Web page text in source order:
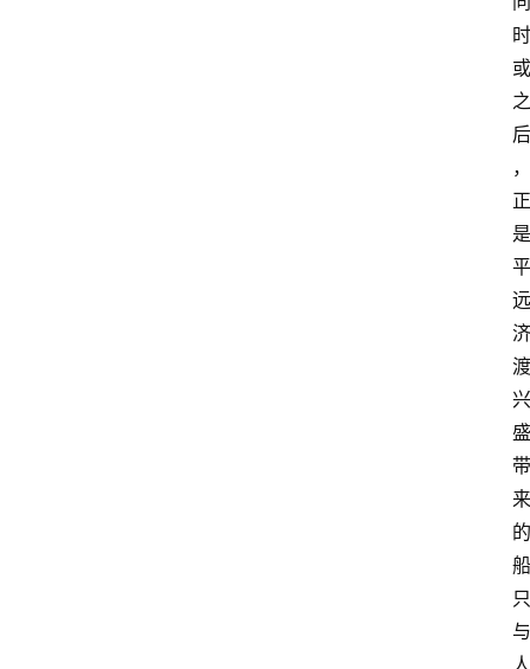
时
或
之
后
，
正
是
平
远
济
渡
兴
盛
带
来
的
船
只
与
人